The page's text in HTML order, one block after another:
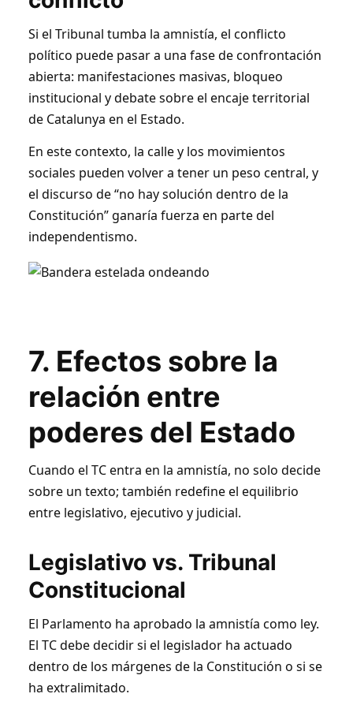
Si el Tribunal tumba la amnistía, el conflicto
político puede pasar a una fase de confrontación
abierta: manifestaciones masivas, bloqueo
institucional y debate sobre el encaje territorial
de Catalunya en el Estado.
En este contexto, la calle y los movimientos
sociales pueden volver a tener un peso central, y
el discurso de “no hay solución dentro de la
Constitución” ganaría fuerza en parte del
independentismo.
7. Efectos sobre la
relación entre
poderes del Estado
Cuando el TC entra en la amnistía, no solo decide
sobre un texto; también redefine el equilibrio
entre legislativo, ejecutivo y judicial.
Legislativo vs. Tribunal
Constitucional
El Parlamento ha aprobado la amnistía como ley.
El TC debe decidir si el legislador ha actuado
dentro de los márgenes de la Constitución o si se
ha extralimitado.